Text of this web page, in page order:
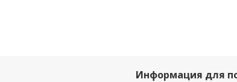
Информация для